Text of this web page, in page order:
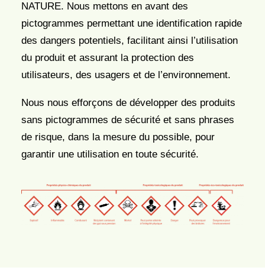
NATURE. Nous mettons en avant des
pictogrammes permettant une identification rapide
des dangers potentiels, facilitant ainsi l’utilisation
du produit et assurant la protection des
utilisateurs, des usagers et de l’environnement.
Nous nous efforçons de développer des produits
sans pictogrammes de sécurité et sans phrases
de risque, dans la mesure du possible, pour
garantir une utilisation en toute sécurité.